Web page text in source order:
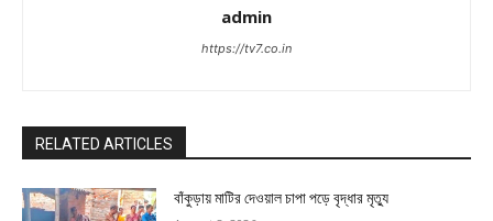
admin
https://tv7.co.in
RELATED ARTICLES
বাঁকুড়ায় মাটির দেওয়াল চাপা পড়ে বৃদ্ধার মৃত্যু